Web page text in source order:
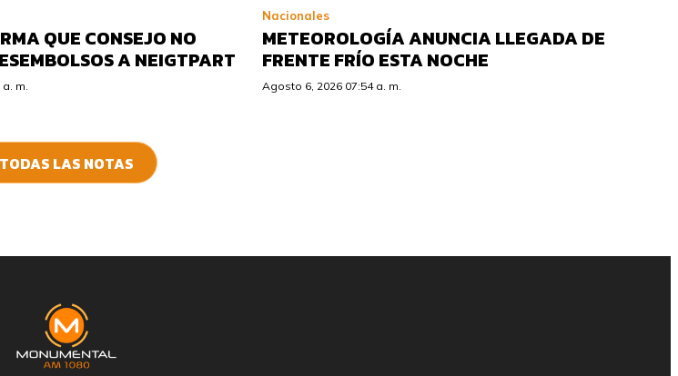
QUE CONSEJO NO
A NEIGTPART
m.
Nacionales
METEOROLOGÍA ANUNCIA LLEGADA DE
FRENTE FRÍO ESTA NOCHE
Agosto 6, 2026 07:54 a. m.
TODAS LAS NOTAS